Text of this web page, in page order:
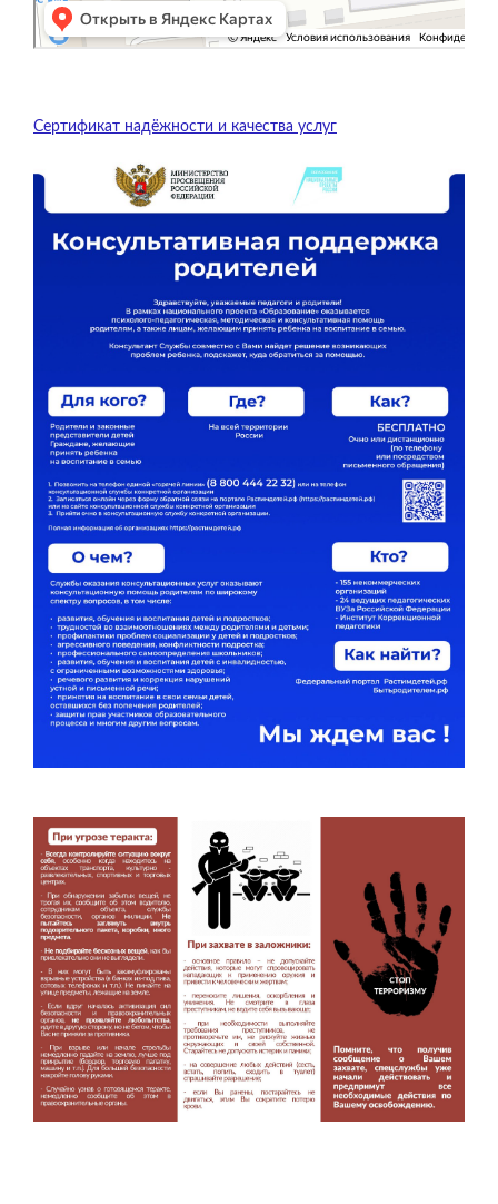
Сертификат надёжности и качества услуг